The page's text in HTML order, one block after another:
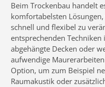
Beim Trockenbau handelt
komfortabelsten
schnell und flexibel zu
entsprechenden
abgehängte Decken oder
aufwendige
Option, um zum Beispiel
Raumakustik oder